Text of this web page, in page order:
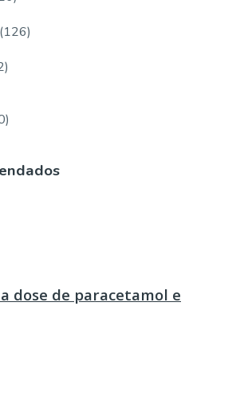
(126)
dose de paracetamol e